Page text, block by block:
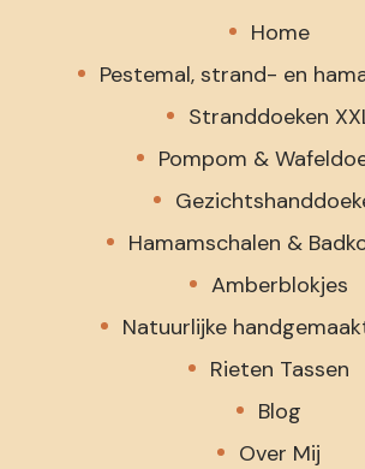
Home
Pestemal, strand- en
Stranddoeken
Pompom &
Hamamschalen &
Amberblokjes
Natuurlijke
Rieten Tassen
Blog
Over Mij